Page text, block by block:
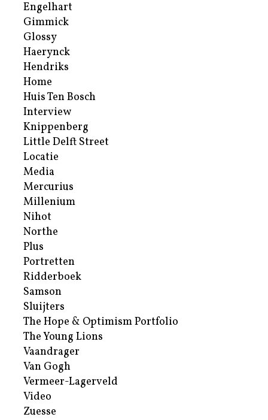
Engelhart
Gimmick
Glossy
Haerynck
Hendriks
Home
Huis Ten Bosch
Interview
Knippenberg
Little Delft Street
Locatie
Media
Mercurius
Millenium
Nihot
Northe
Plus
Portretten
Ridderboek
Samson
Sluijters
The Hope & Optimism Portfolio
The Young Lions
Vaandrager
Van Gogh
Vermeer-Lagerveld
Video
Zuesse